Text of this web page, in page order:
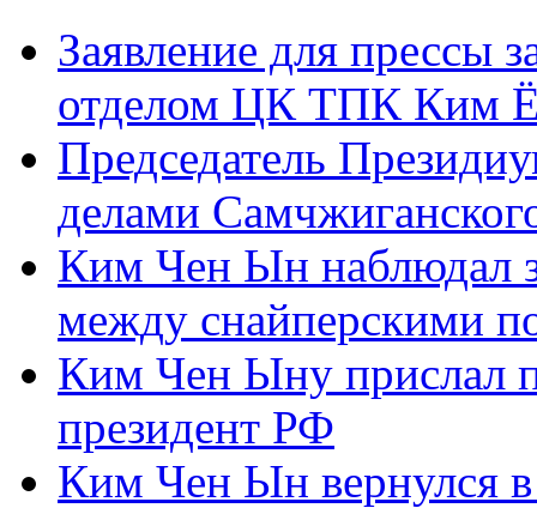
Заявление для прессы
отделом ЦК ТПК Ким
Председатель
делами
Ким Чен Ын наблюдал
между снайперскими
Ким Чен Ыну прислал
президент РФ
Ким Чен Ын вернулся